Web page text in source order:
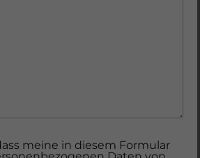
meine in diesem Formular